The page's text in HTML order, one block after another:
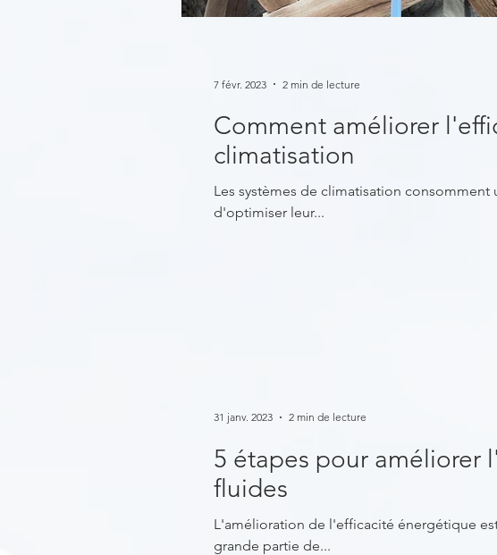
Comment améliorer
climatisation
Les systèmes de climatisation
d'optimiser leur...
7 févr. 2023 2 min de lecture
5 étapes pour améliorer
fluides
L'amélioration de l'efficacité énergétique
grande partie de...
31 janv. 2023 2 min de lecture